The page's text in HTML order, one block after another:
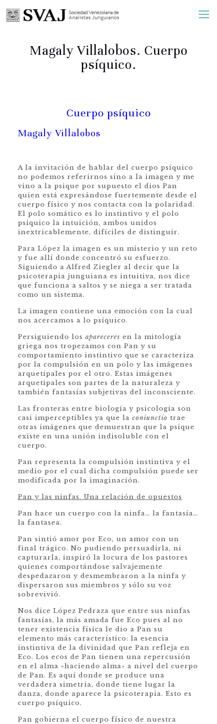
Magaly Villalobos. Cuerpo
psíquico.
Cuerpo psíquico
Magaly Villalobos
A la invitación de hablar del cuerpo psíquico
no podemos referirnos sino a la imagen y me
vino a la psique por supuesto el dios Pan
quien está expresándose fuertemente desde el
cuerpo físico y nos contacta con la polaridad.
El polo somático es lo instintivo y el polo
psíquico la intuición, ambos unidos
inextricablemente, difíciles de distinguir.
Para López la imagen es un misterio y un reto
y fue allí donde concentró su esfuerzo.
Siguiendo a Alfred Ziegler al decir que la
psicoterapia junguiana es intuitiva, nos dice
que funciona a saltos y se niega a ser tratada
como un sistema.
La imagen contiene una emoción con la cual
nos acercamos a lo psíquico.
Persiguiendo los apareceres en la mitología
griega nos tropezamos con Pan y su
comportamiento instintivo que se caracteriza
por la compulsión en un polo y las imágenes
arquetipales por el otro. Estas imágenes
arquetipales son partes de la naturaleza y
también fantasías subjetivas del inconsciente.
Las fronteras entre biología y psicología son
casi imperceptibles ya que la coniunctio trae
otras imágenes que demuestran que la psique
existe en una unión indisoluble con el
cuerpo.
Pan representa la compulsión instintiva y el
medio por el cual dicha compulsión puede ser
modificada por la imaginación.
Pan y las ninfas. Una relación de opuestos
Pan hace un cuerpo con la ninfa… la fantasía…
la fantasea.
Pan sintió amor por Eco, un amor con un
final trágico. No pudiendo persuadirla, ni
capturarla, inspiró la locura de los pastores
quienes comportándose salvajemente
despedazaron y desmembraron a la ninfa y
dispersaron sus miembros y sólo su voz
sobrevivió.
Nos dice López Pedraza que entre sus ninfas
fantasías, la más amada fue Eco pues al no
tener existencia física le dio a Pan su
elemento más característico: la esencia
instintiva de la divinidad que Pan refleja en
Eco. Los ecos de Pan tienen una repercusión
en el alma «haciendo alma» a nivel del cuerpo
de Pan. Es aquí donde se produce una
verdadera simetría, donde tiene lugar la
danza, donde aparece la psicoterapia. Esto es
cuerpo psíquico.
Pan gobierna el cuerpo físico de nuestra